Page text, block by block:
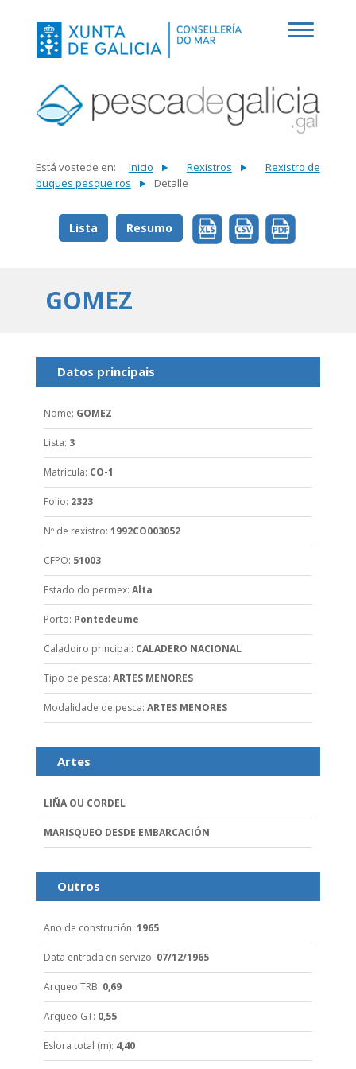
Está vostede en: Inicio Rexistros
Rexistro de
buques pesqueiros
Detalle
Lista Resumo
GOMEZ
Datos principais
Nome: GOMEZ
Lista: 3
Matrícula: CO-1
Folio: 2323
Nº de rexistro: 1992CO003052
CFPO: 51003
Estado do permex: Alta
Porto: Pontedeume
Caladoiro principal: CALADERO NACIONAL
Tipo de pesca: ARTES MENORES
Modalidade de pesca: ARTES MENORES
Artes
LIÑA OU CORDEL
MARISQUEO DESDE EMBARCACIÓN
Outros
Ano de construción: 1965
Data entrada en servizo: 07/12/1965
Arqueo TRB: 0,69
Arqueo GT: 0,55
Eslora total (m): 4,40